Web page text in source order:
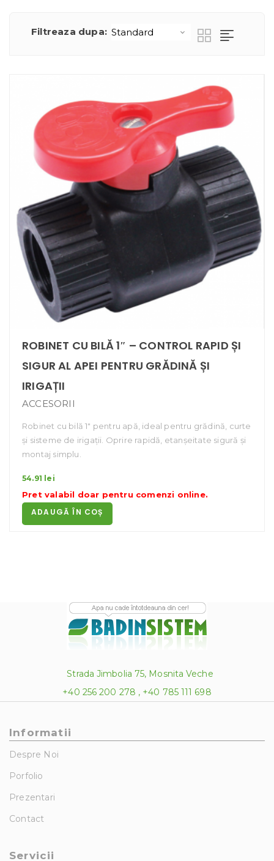
Filtreaza dupa:
ROBINET CU BILĂ 1″ – CONTROL RAPID ȘI
SIGUR AL APEI PENTRU GRĂDINĂ ȘI
IRIGAȚII
ACCESORII
Robinet cu bilă 1″ pentru apă, ideal pentru grădină, curte
și sisteme de irigații. Oprire rapidă, etanșeitate sigură și
montaj simplu.
54.91 lei
Pret valabil doar pentru comenzi online.
ADAUGĂ ÎN COȘ
Strada Jimbolia 75, Mosnita Veche
+40 256 200 278 , +40 785 111 698
Informatii
Despre Noi
Porfolio
Prezentari
Contact
Servicii